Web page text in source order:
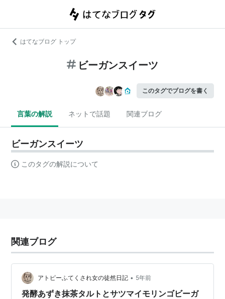
はてなブログ トップ
ビーガンスイーツ
このタグでブログを書く
言葉の解説 ネットで話題 関連ブログ
ビーガンスイーツ
このタグの解説について
関連ブログ
アトピーふてくされ女の徒然日記 • 5年前
発酵あずき抹茶タルトとサツマイモリンゴビーガ